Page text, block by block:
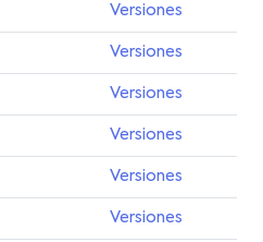
Versiones
Versiones
Versiones
Versiones
Versiones
Versiones